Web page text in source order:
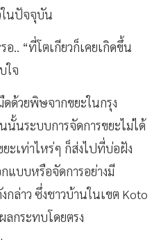
ในปัจจุบัน
.. “ที่โตเกียวก็เคยเกิดขึ้น
ใจ
ด้วยพิษจากขยะในกรุง
นั้นระบบการจัดการขยะไม่ได้
ะเท่าไหร่ๆ ก็ส่งไปที่บ่อฝัง
แบบหรือจัดการอย่างมี
ล่าว ซึ่งชาวบ้านในเขต Koto
ลกระทบโดยตรง